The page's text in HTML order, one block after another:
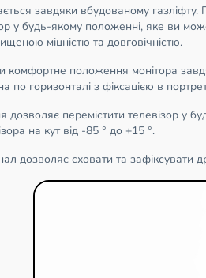
завдяки вбудованому газліфту.
у будь-якому положенні, яке ви
міцністю та довговічністю.
положення монітора
горизонталі з фіксацією в
перемістити телевізор у
на кут від -85 ° до +15 °.
дозволяє сховати та зафіксувати